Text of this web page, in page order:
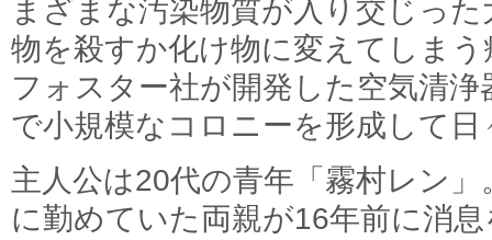
まざまな汚染物質が入り交じっ
物を殺すか化け物に変えてしま
フォスター社が開発した空気清
で小規模なコロニーを形成して
主人公は20代の青年「霧村レン
に勤めていた両親が16年前に消